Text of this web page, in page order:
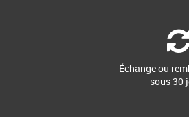
Échange ou
sous 30